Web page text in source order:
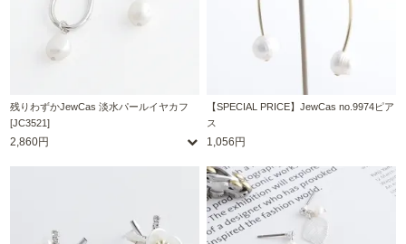
残りわずかJewCas 淡水パールイヤカフ
[JC3521]
2,860円
【SPECIAL PRICE】JewCas no.9974ピア
ス
1,056円